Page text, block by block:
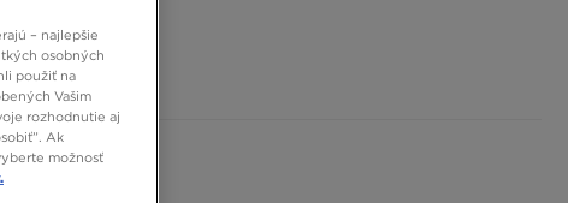
€
farby
– najlepšie
osobných
použiť na
Vašim
rozhodnutie aj
Ak
možnosť